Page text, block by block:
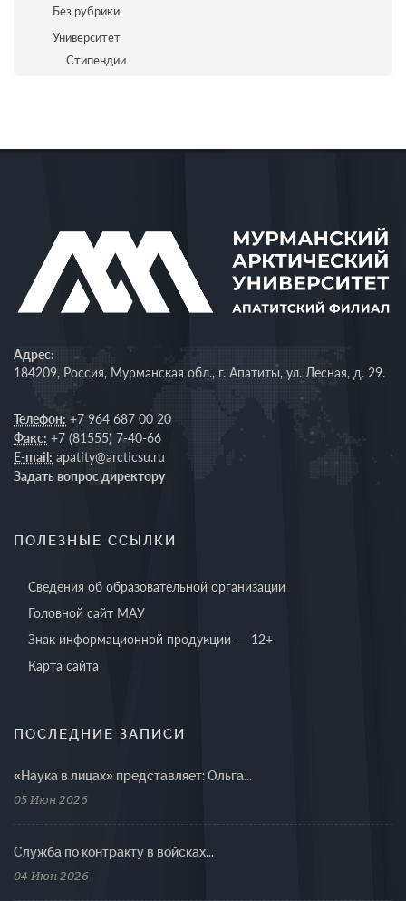
Без рубрики
Университет
Стипендии
Адрес:
184209, Россия, Мурманская обл., г. Апатиты, ул. Лесная, д. 29.
Телефон: +7 964 687 00 20
Факс: +7 (81555) 7-40-66
E-mail: apatity@arcticsu.ru
Задать вопрос директору
ПОЛЕЗНЫЕ ССЫЛКИ
Сведения об образовательной организации
Головной сайт МАУ
Знак информационной продукции — 12+
Карта сайта
ПОСЛЕДНИЕ ЗАПИСИ
«Наука в лицах» представляет: Ольга...
05 Июн 2026
Cлужба по контракту в войсках...
04 Июн 2026